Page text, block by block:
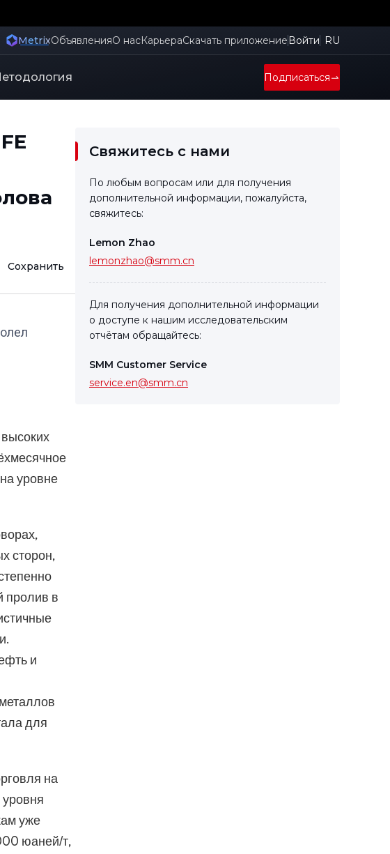
MetrixОбъявленияО насКарьераСкачать приложение Войти RU
Подписаться
Сохранить
уровне
сторон,
пролив в
и
для
на
уже
юаней/т,
Свяжитесь с нами
По любым вопросам или для получения
дополнительной информации, пожалуйста,
свяжитесь:
Lemon Zhao
lemonzhao@smm.cn
Для получения дополнительной информации
о доступе к нашим исследовательским
отчётам обращайтесь:
SMM Customer Service
service.en@smm.cn